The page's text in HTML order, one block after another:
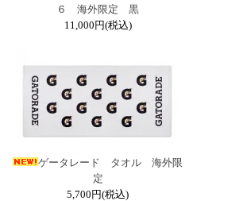
６ 海外限定 黒
11,000円(税込)
ゲータレード タオル 海外限
定
5,700円(税込)